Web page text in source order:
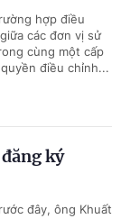
hợp điều
các đơn vị sử
cùng một cấp
điều chỉnh...
ký
đây, ông Khuất